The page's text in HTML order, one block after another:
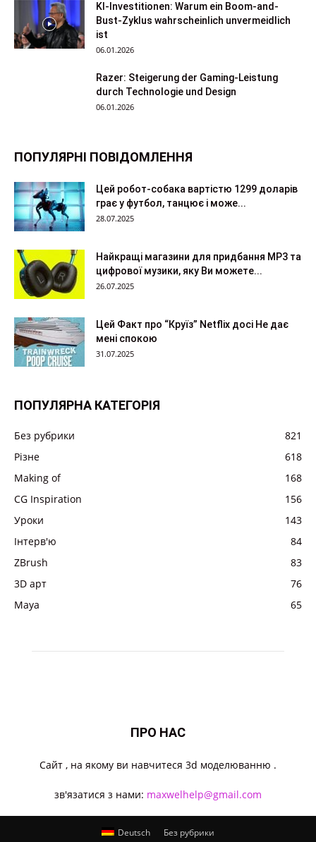
KI-Investitionen: Warum ein Boom-and-
Bust-Zyklus wahrscheinlich unvermeidlich
ist
06.01.2026
Razer: Steigerung der Gaming-Leistung
durch Technologie und Design
06.01.2026
ПОПУЛЯРНІ ПОВІДОМЛЕННЯ
Цей робот-собака вартістю 1299 доларів
грає у футбол, танцює і може...
28.07.2025
Найкращі магазини для придбання MP3 та
цифрової музики, яку Ви можете...
26.07.2025
Цей Факт про “Круїз” Netflix досі Не дає
мені спокою
31.07.2025
ПОПУЛЯРНА КАТЕГОРІЯ
Без рубрики
821
Різне
618
Making of
168
CG Inspiration
156
Уроки
143
Інтерв'ю
84
ZBrush
83
3D арт
76
Maya
65
ПРО НАС
Cайт , на якому ви навчитеся 3d моделюванню .
зв'язатися з нами: maxwelhelp@gmail.com
Deutsch Без рубрики